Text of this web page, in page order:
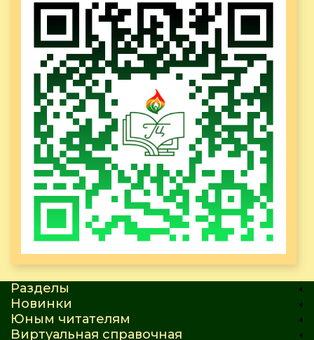
Разделы
Новинки
Юным читателям
Виртуальная справочная